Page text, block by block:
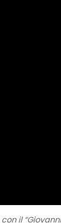
con il